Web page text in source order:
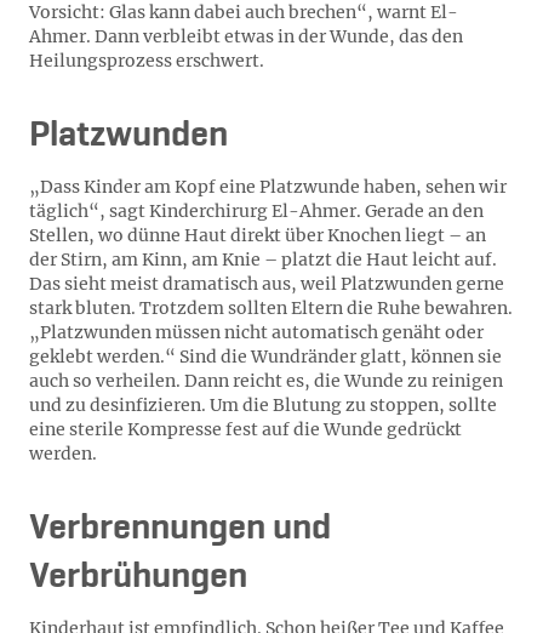
Vorsicht: Glas kann dabei auch brechen“, warnt El-
Ahmer. Dann verbleibt etwas in der Wunde, das den
Heilungsprozess erschwert.
Platzwunden
„Dass Kinder am Kopf eine Platzwunde haben, sehen wir
täglich“, sagt Kinderchirurg El-Ahmer. Gerade an den
Stellen, wo dünne Haut direkt über Knochen liegt – an
der Stirn, am Kinn, am Knie – platzt die Haut leicht auf.
Das sieht meist dramatisch aus, weil Platzwunden gerne
stark bluten. Trotzdem sollten Eltern die Ruhe bewahren.
„Platzwunden müssen nicht automatisch genäht oder
geklebt werden.“ Sind die Wundränder glatt, können sie
auch so verheilen. Dann reicht es, die Wunde zu reinigen
und zu desinfizieren. Um die Blutung zu stoppen, sollte
eine sterile Kompresse fest auf die Wunde gedrückt
werden.
Verbrennungen und
Verbrühungen
Kinderhaut ist empfindlich. Schon heißer Tee und Kaffee